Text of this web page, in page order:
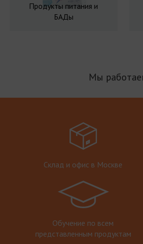
Продукты питания и
БАДы
Мы
Склад и офис в Москве
Обучение по всем
представленным продуктам